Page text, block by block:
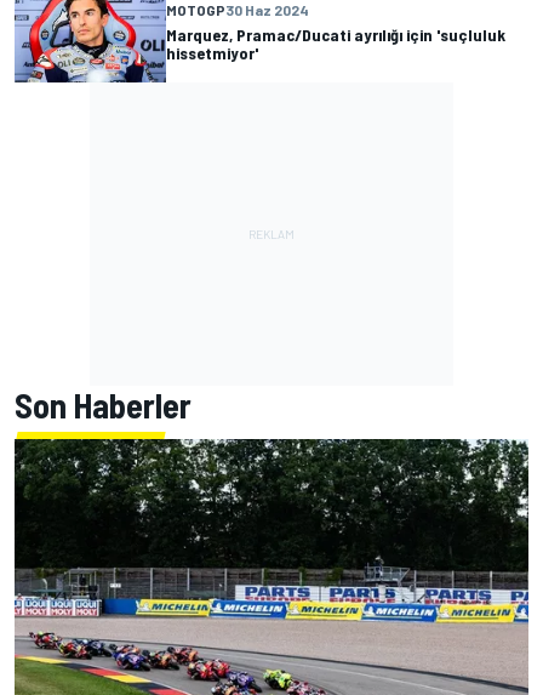
MOTOGP30 Haz 2024
Marquez, Pramac/Ducati ayrılığı için 'suçluluk
hissetmiyor'
Son Haberler